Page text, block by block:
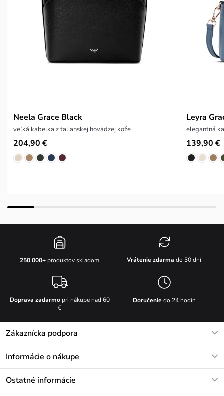
Neela Grace Black
veľká kabelka z talianskej hovädzej kože
204,90 €
Leyra
elegantná
139,90 €
250 000+ produktov skladom Vrátenie zdarma do 30 dní
Doprava zadarmopri nákupe nad 60
€
Doručenie do 24 hodín
Zákaznícka podpora
info@vuch.sk
Informácie o nákupe
Ostatné informácie